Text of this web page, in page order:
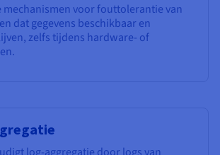
mechanismen voor fouttolerantie van
dat gegevens beschikbaar en
zelfs tijdens hardware- of